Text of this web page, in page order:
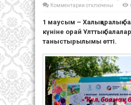
Комментарии к
БОЯМАҚ
БОЯЙЫҚ!»
ұлттық
боямақтарының
отключены
1 маусым – Халықаралық
күніне орай Ұлттық
таныстырылымы өтті.